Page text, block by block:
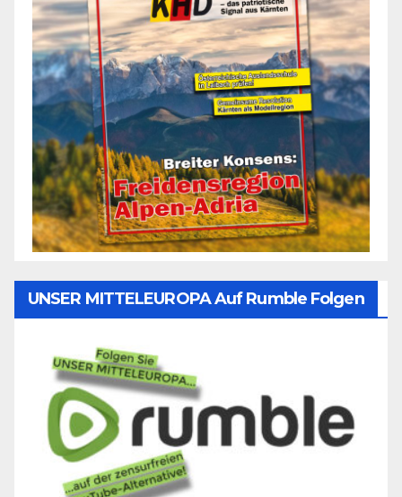
UNSER MITTELEUROPA Auf Rumble Folgen